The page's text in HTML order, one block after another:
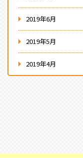
2019年6月
2019年5月
2019年4月